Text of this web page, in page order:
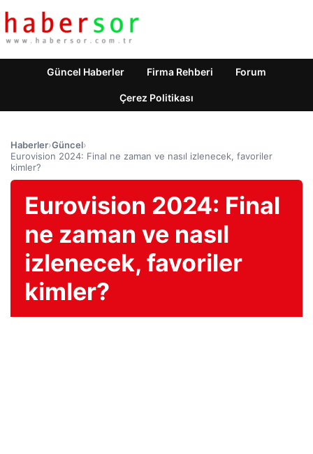
Güncel Haberler Firma Rehberi Forum
Çerez Politikası
Haberler›Güncel›
Eurovision 2024: Final ne zaman ve nasıl izlenecek, favoriler
kimler?
Eurovision 2024: Final
ne zaman ve nasıl
izlenecek, favoriler
kimler?